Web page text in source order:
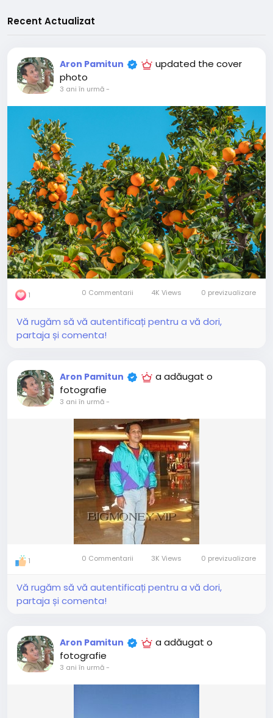
Recent Actualizat
Aron Pamitun
updated the cover
photo
3 ani în urmă-
1 0 Commentarii 4K Views 0 previzualizare
Vă rugăm să vă autentificați pentru a vă dori,
partaja și comenta!
Aron Pamitun
a adăugat o
fotografie
3 ani în urmă-
1 0 Commentarii 3K Views 0 previzualizare
Vă rugăm să vă autentificați pentru a vă dori,
partaja și comenta!
Aron Pamitun
a adăugat o
fotografie
3 ani în urmă-